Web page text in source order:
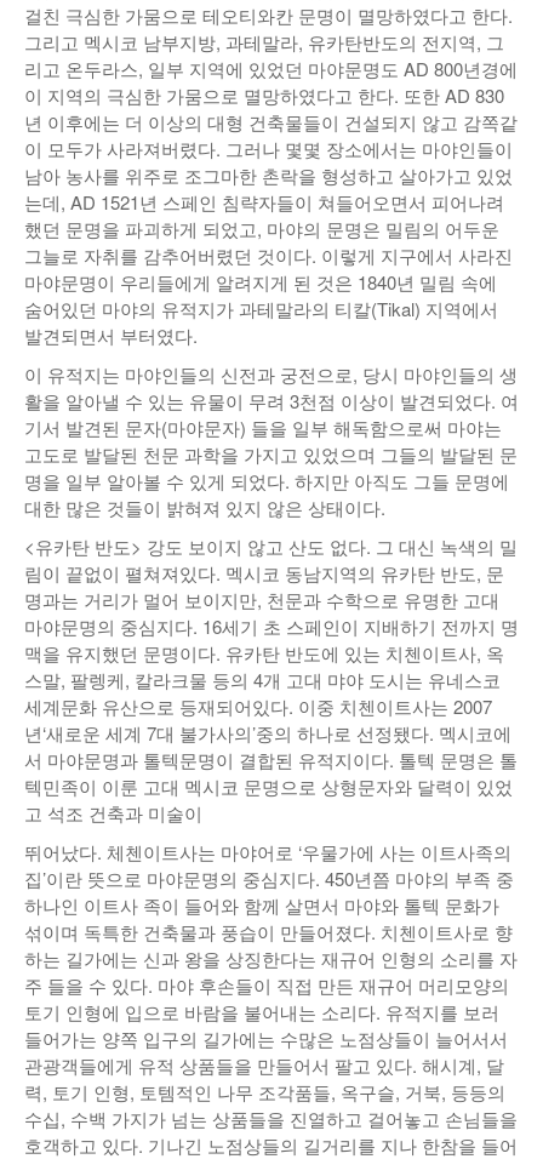
걸친 극심한 가뭄으로 테오티와칸 문명이 멸망하였다고 한다.
그리고 멕시코 남부지방, 과테말라, 유카탄반도의 전지역, 그
리고 온두라스, 일부 지역에 있었던 마야문명도 AD 800년경에
이 지역의 극심한 가뭄으로 멸망하였다고 한다. 또한 AD 830
년 이후에는 더 이상의 대형 건축물들이 건설되지 않고 감쪽같
이 모두가 사라져버렸다. 그러나 몇몇 장소에서는 마야인들이
남아 농사를 위주로 조그마한 촌락을 형성하고 살아가고 있었
는데, AD 1521년 스페인 침략자들이 쳐들어오면서 피어나려
했던 문명을 파괴하게 되었고, 마야의 문명은 밀림의 어두운
그늘로 자취를 감추어버렸던 것이다. 이렇게 지구에서 사라진
마야문명이 우리들에게 알려지게 된 것은 1840년 밀림 속에
숨어있던 마야의 유적지가 과테말라의 티칼(Tikal) 지역에서
발견되면서 부터였다.
이 유적지는 마야인들의 신전과 궁전으로, 당시 마야인들의 생
활을 알아낼 수 있는 유물이 무려 3천점 이상이 발견되었다. 여
기서 발견된 문자(마야문자) 들을 일부 해독함으로써 마야는
고도로 발달된 천문 과학을 가지고 있었으며 그들의 발달된 문
명을 일부 알아볼 수 있게 되었다. 하지만 아직도 그들 문명에
대한 많은 것들이 밝혀져 있지 않은 상태이다.
<유카탄 반도> 강도 보이지 않고 산도 없다. 그 대신 녹색의 밀
림이 끝없이 펼쳐져있다. 멕시코 동남지역의 유카탄 반도, 문
명과는 거리가 멀어 보이지만, 천문과 수학으로 유명한 고대
마야문명의 중심지다. 16세기 초 스페인이 지배하기 전까지 명
맥을 유지했던 문명이다. 유카탄 반도에 있는 치첸이트사, 옥
스말, 팔렝케, 칼라크물 등의 4개 고대 먀야 도시는 유네스코
세계문화 유산으로 등재되어있다. 이중 치첸이트사는 2007
년‘새로운 세계 7대 불가사의’중의 하나로 선정됐다. 멕시코에
서 마야문명과 톨텍문명이 결합된 유적지이다. 톨텍 문명은 톨
텍민족이 이룬 고대 멕시코 문명으로 상형문자와 달력이 있었
고 석조 건축과 미술이
뛰어났다. 체첸이트사는 마야어로 ‘우물가에 사는 이트사족의
집’이란 뜻으로 마야문명의 중심지다. 450년쯤 마야의 부족 중
하나인 이트사 족이 들어와 함께 살면서 마야와 톨텍 문화가
섞이며 독특한 건축물과 풍습이 만들어졌다. 치첸이트사로 향
하는 길가에는 신과 왕을 상징한다는 재규어 인형의 소리를 자
주 들을 수 있다. 마야 후손들이 직접 만든 재규어 머리모양의
토기 인형에 입으로 바람을 불어내는 소리다. 유적지를 보러
들어가는 양쪽 입구의 길가에는 수많은 노점상들이 늘어서서
관광객들에게 유적 상품들을 만들어서 팔고 있다. 해시계, 달
력, 토기 인형, 토템적인 나무 조각품들, 옥구슬, 거북, 등등의
수십, 수백 가지가 넘는 상품들을 진열하고 걸어놓고 손님들을
호객하고 있다. 기나긴 노점상들의 길거리를 지나 한참을 들어